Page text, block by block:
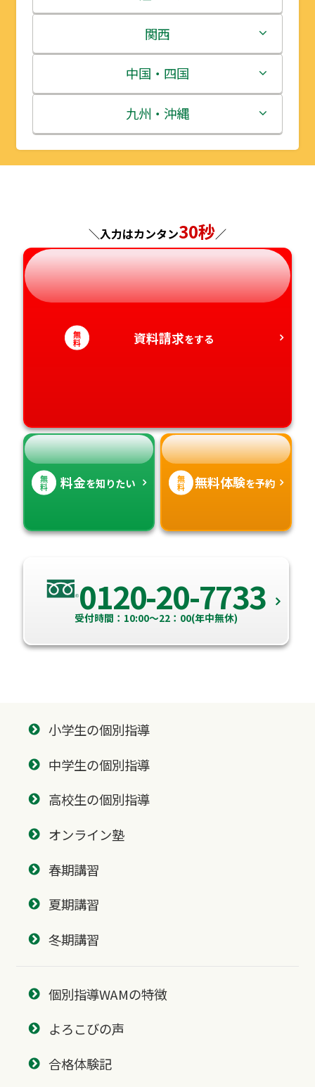
岩手県
宮城県
秋田県
山形県
栃木県
群馬県
埼玉県
千葉県
神奈川県
新潟県
富山県
石川県
福井県
長野県
岐阜県
静岡県
愛知県
関西
三重県
滋賀県
京都府
兵庫県
奈良県
和歌山県
中国・四国
鳥取県
島根県
広島県
山口県
徳島県
香川県
高知県
九州・沖縄
福岡県
長崎県
熊本県
大分県
宮崎県
沖縄県
＼入力はカンタン30秒／
無
料 資料請求をする
無
料 料金を知りたい 無
料 無料体験を予約
0120-20-7733
受付時間：10:00～22：00(年中無休)
小学生の個別指導
中学生の個別指導
高校生の個別指導
オンライン塾
春期講習
夏期講習
冬期講習
個別指導WAMの特徴
よろこびの声
合格体験記